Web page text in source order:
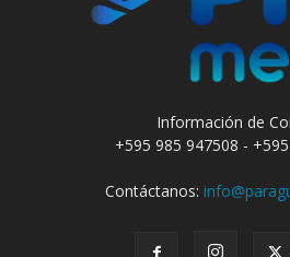
Información de
+595 985 947508 -
Contáctanos: